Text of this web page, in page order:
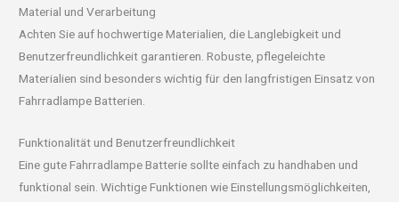
Material und Verarbeitung
Achten Sie auf hochwertige Materialien, die Langlebigkeit und
Benutzerfreundlichkeit garantieren. Robuste, pflegeleichte
Materialien sind besonders wichtig für den langfristigen Einsatz von
Fahrradlampe Batterien.
Funktionalität und Benutzerfreundlichkeit
Eine gute Fahrradlampe Batterie sollte einfach zu handhaben und
funktional sein. Wichtige Funktionen wie Einstellungsmöglichkeiten,